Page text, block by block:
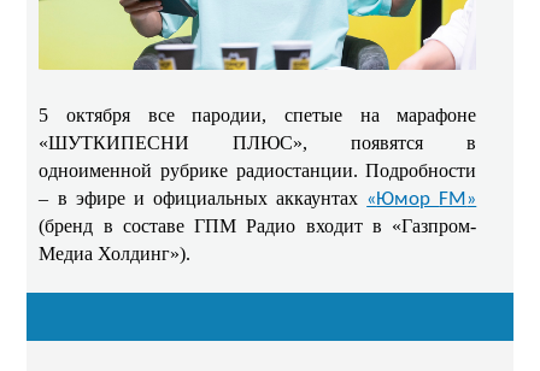
5 октября все пародии, спетые на марафоне
«ШУТКИПЕСНИ ПЛЮС», появятся в
одноименной рубрике радиостанции.Подробности
– в эфире и официальных аккаунтах «Юмор FM »
(бренд в составе ГПМ Радио входит в «Газпром-
Медиа Холдинг»).